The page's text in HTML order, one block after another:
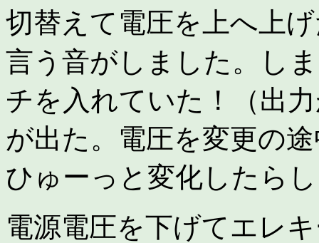
切替えて電圧を上へ上
言う音がしました。
し
チを入れていた！（出
が出た。電圧を変更の
ひゅーっと変化したら
電源電圧を下げてエレ